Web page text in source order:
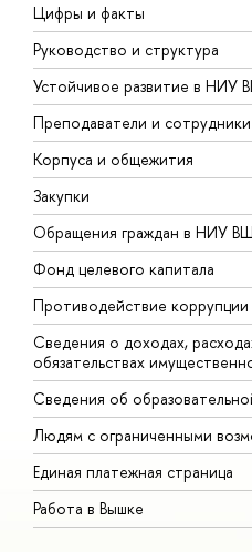
Цифры и факты
Руководство и структура
Устойчивое развитие в НИУ
Преподаватели и сотрудники
Корпуса и общежития
Закупки
Обращения граждан в НИУ
Фонд целевого капитала
Противодействие коррупции
Сведения о доходах,
обязательствах
Сведения об
Людям с ограниченными
Единая платежная страница
Работа в Вышке